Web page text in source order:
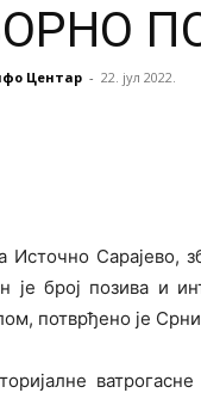
Центар - 22. јул 2022.
Источно Сарајево,
је број позива и
потврђено је